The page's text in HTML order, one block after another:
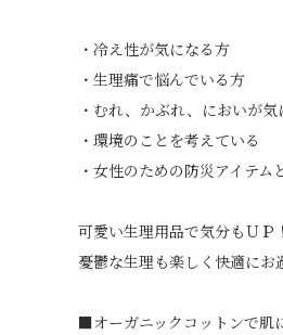
・冷え性が気になる方
・生理痛で悩んでいる方
・むれ、かぶれ、においが
・環境のことを考えている
・女性のための防災アイテム
可愛い生理用品で気分もＵＰ！
憂鬱な生理も楽しく快適に
■オーガニックコットンで肌